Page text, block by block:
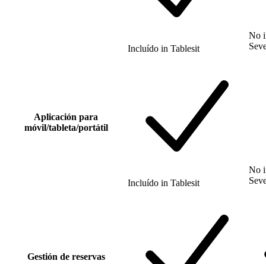
Incluído in Tablesit
No
Aplicación para
móvil/tableta/portátil
Incluído in Tablesit
No
Gestión de reservas